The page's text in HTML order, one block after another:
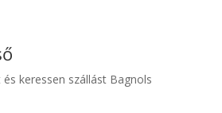
keressen szállást Bagnols